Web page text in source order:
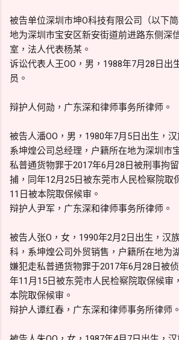
被告单位深圳市坤O科技有限公司（以下
地为深圳市宝安区新安街道前进路东侧深
室，法人代表杨某。
诉讼代表人王OO，男，1988年7月28日出
员。
辩护人何勋，广东深和律师事务所律师。
被告人潘OO，男，1980年7月5日出生，
系坤煌公司总经理，户籍所在地为深圳市
私普通货物罪于2017年6月28日被刑事拘
捕，同年12月25日被东莞市人民检察院取
11日被本院取保候审。
辩护人尹军，广东深和律师事务所律师。
被告人张O，女，1990年2月2日出生，汉
科，系坤煌公司外贸销售，户籍所在地为
嫌犯走私普通货物罪于2017年6月28日被
年11月15日被东莞市人民检察院取保候审
本院取保候审。
辩护人谭红春，广东深和律师事务所律师。